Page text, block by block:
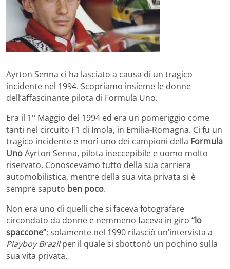
Ayrton Senna ci ha lasciato a causa di un tragico
incidente nel 1994. Scopriamo insieme le donne
dell’affascinante pilota di Formula Uno.
Era il 1° Maggio del 1994 ed era un pomeriggio come
tanti nel circuito F1 di Imola, in Emilia-Romagna. Ci fu un
tragico incidente e morì uno dei campioni della Formula
UnoAyrton Senna, pilota ineccepibile e uomo molto
riservato. Conoscevamo tutto della sua carriera
automobilistica, mentre della sua vita privata si è
sempre saputo ben poco.
Non era uno di quelli che si faceva fotografare
circondato da donne e nemmeno faceva in giro “lo
spaccone”; solamente nel 1990 rilasciò un’intervista a
Playboy Brazilper il quale si sbottonò un pochino sulla
sua vita privata.